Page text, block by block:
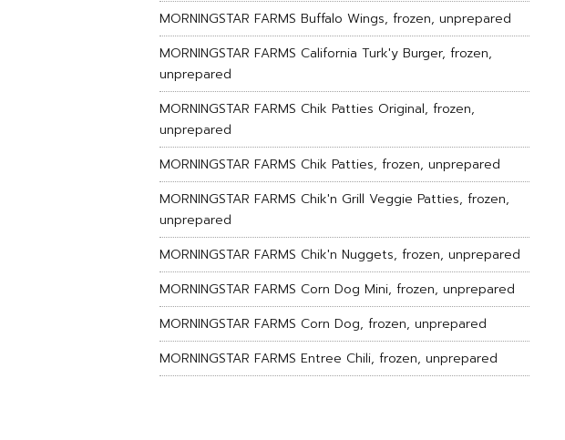
MORNINGSTAR FARMS Buffalo Wings, frozen, unprepared
MORNINGSTAR FARMS California Turk'y Burger, frozen,
unprepared
MORNINGSTAR FARMS Chik Patties Original, frozen,
unprepared
MORNINGSTAR FARMS Chik Patties, frozen, unprepared
MORNINGSTAR FARMS Chik'n Grill Veggie Patties, frozen,
unprepared
MORNINGSTAR FARMS Chik'n Nuggets, frozen, unprepared
MORNINGSTAR FARMS Corn Dog Mini, frozen, unprepared
MORNINGSTAR FARMS Corn Dog, frozen, unprepared
MORNINGSTAR FARMS Entree Chili, frozen, unprepared